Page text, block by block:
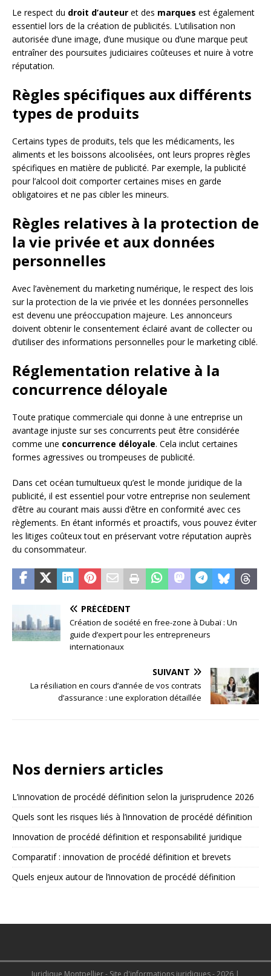
Le respect du droit d’auteur et des marques est également
essentiel lors de la création de publicités. L’utilisation non
autorisée d’une image, d’une musique ou d’une marque peut
entraîner des poursuites judiciaires coûteuses et nuire à votre
réputation.
Règles spécifiques aux différents
types de produits
Certains types de produits, tels que les médicaments, les
aliments et les boissons alcoolisées, ont leurs propres règles
spécifiques en matière de publicité. Par exemple, la publicité
pour l’alcool doit comporter certaines mises en garde
obligatoires et ne pas cibler les mineurs.
Règles relatives à la protection de
la vie privée et aux données
personnelles
Avec l’avènement du marketing numérique, le respect des lois
sur la protection de la vie privée et les données personnelles
est devenu une préoccupation majeure. Les annonceurs
doivent obtenir le consentement éclairé avant de collecter ou
d’utiliser des informations personnelles pour le marketing ciblé.
Réglementation relative à la
concurrence déloyale
Toute pratique commerciale qui donne à une entreprise un
avantage injuste sur ses concurrents peut être considérée
comme une concurrence déloyale. Cela inclut certaines
formes agressives ou trompeuses de publicité.
Dans cet océan tumultueux qu’est le monde juridique de la
publicité, il est essentiel pour votre entreprise non seulement
d’être au courant mais aussi d’être en conformité avec ces
règlements. En étant informés et proactifs, vous pouvez éviter
les litiges coûteux tout en préservant votre réputation auprès
du consommateur.
PRÉCÉDENT
Création de société en free-zone à Dubaï : Un
guide d’expert pour les entrepreneurs
internationaux
SUIVANT
La résiliation en cours d’année de vos contrats
d’assurance : une exploration détaillée
Nos derniers articles
L’innovation de procédé définition selon la jurisprudence 2026
Quels sont les risques liés à l’innovation de procédé définition
Innovation de procédé définition et responsabilité juridique
Comparatif : innovation de procédé définition et brevets
Quels enjeux autour de l’innovation de procédé définition